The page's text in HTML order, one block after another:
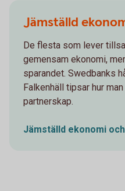
Jämställd
De flesta som lever
gemensam ekonomi,
sparandet. Swedbanks
Falkenhäll tipsar hur
partnerskap.
Jämställd ekonomi och